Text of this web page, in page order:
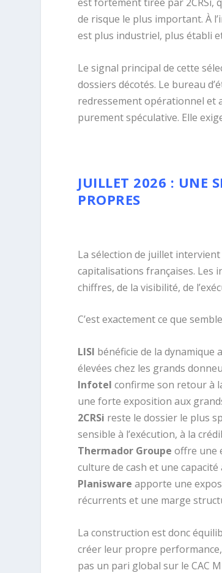
est fortement tirée par 2CRSi,
de risque le plus important. À
est plus industriel, plus établi
Le signal principal de cette
dossiers décotés. Le bureau
redressement opérationnel et
purement spéculative. Elle
JUILLET 2026 : UNE
PROPRES
La sélection de juillet
capitalisations françaises. Les
chiffres, de la visibilité, de
C’est exactement ce que
LISI bénéficie de la dynamique
élevées chez les grands
Infotel confirme son retour à
une forte exposition aux
2CRSi reste le dossier le plus
sensible à l’exécution, à la
Thermador Groupe offre une
culture de cash et une
Planisware apporte une
récurrents et une marge
La construction est donc
créer leur propre performance,
pas un pari global sur le CAC